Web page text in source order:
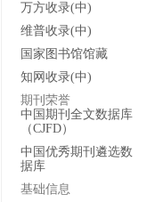
万方收录(中)
维普收录(中)
国家图书馆馆藏
知网收录(中)
期刊荣誉
中国期刊全文数据库
（CJFD）
中国优秀期刊遴选数
据库
基础信息